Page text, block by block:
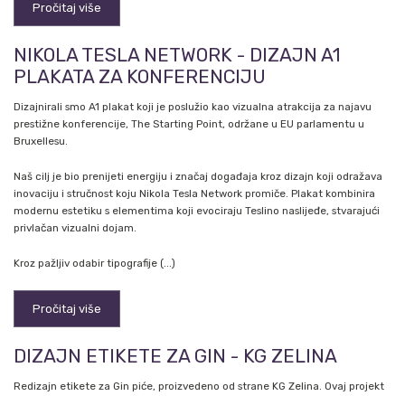
Pročitaj više
NIKOLA TESLA NETWORK - DIZAJN A1
PLAKATA ZA KONFERENCIJU
Dizajnirali smo A1 plakat koji je poslužio kao vizualna atrakcija za najavu
prestižne konferencije, The Starting Point, održane u EU parlamentu u
Bruxellesu.
Naš cilj je bio prenijeti energiju i značaj događaja kroz dizajn koji odražava
inovaciju i stručnost koju Nikola Tesla Network promiče. Plakat kombinira
modernu estetiku s elementima koji evociraju Teslino naslijeđe, stvarajući
privlačan vizualni dojam.
Kroz pažljiv odabir tipografije (...)
Pročitaj više
DIZAJN ETIKETE ZA GIN - KG ZELINA
Redizajn etikete za Gin piće, proizvedeno od strane KG Zelina. Ovaj projekt